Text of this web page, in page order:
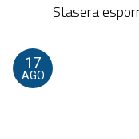
Stasera
17
AGO